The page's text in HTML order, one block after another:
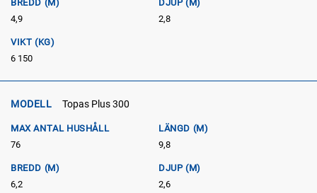
BREDD (M)
4,9
DJUP (M)
2,8
VIKT (KG)
6 150
MODELL Topas Plus 300
MAX ANTAL HUSHÅLL
76
LÄNGD (M)
9,8
BREDD (M)
6,2
DJUP (M)
2,6